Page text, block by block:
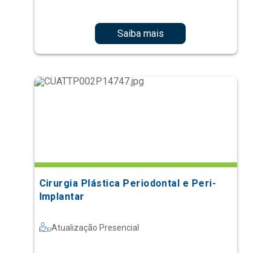
Saiba mais
Cirurgia Plástica Periodontal e Peri-
Implantar
Atualização Presencial